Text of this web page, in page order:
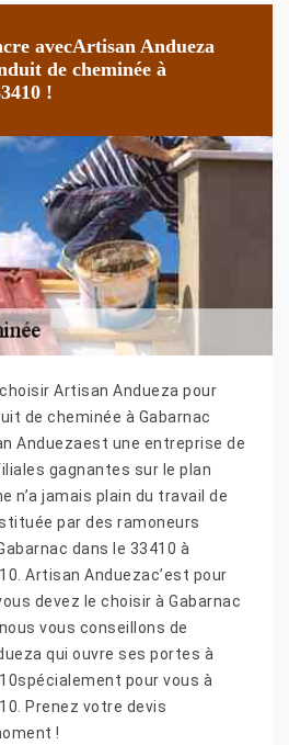
avecArtisan Andueza
de cheminée à
!
Artisan Andueza pour
de cheminée à Gabarnac
Anduezaest une entreprise de
gagnantes sur le plan
n’a jamais plain du travail de
par des ramoneurs
dans le 33410 à
Artisan Anduezac’est pour
devez le choisir à Gabarnac
vous conseillons de
qui ouvre ses portes à
pour vous à
Prenez votre devis
!